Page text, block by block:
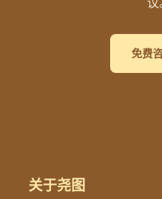
免费
关于尧图